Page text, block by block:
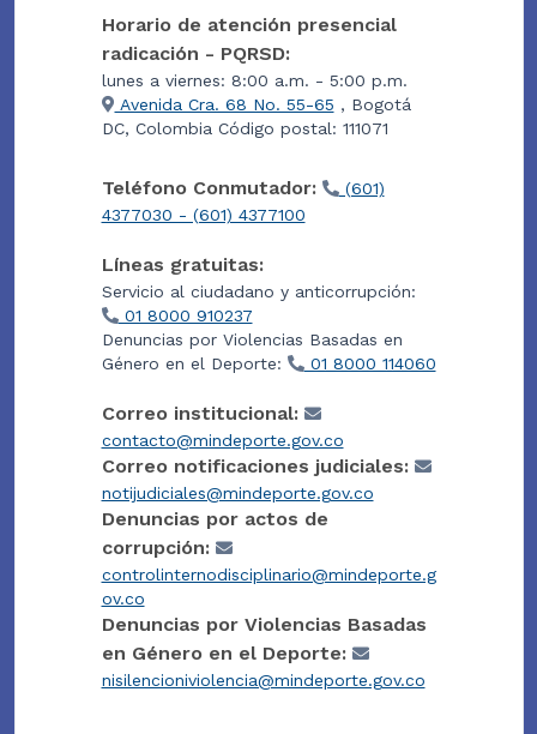
Horario de atención presencial
radicación - PQRSD:
lunes a viernes: 8:00 a.m. - 5:00 p.m.
Avenida Cra. 68 No. 55-65 , Bogotá
DC, Colombia Código postal: 111071
Teléfono Conmutador:
(601)
4377030 - (601) 4377100
Líneas gratuitas:
Servicio al ciudadano y anticorrupción:
01 8000 910237
Denuncias por Violencias Basadas en
Género en el Deporte:
01 8000 114060
Correo institucional:
contacto@mindeporte.gov.co
Correo notificaciones judiciales:
notijudiciales@mindeporte.gov.co
Denuncias por actos de
corrupción:
controlinternodisciplinario@mindeporte.g
ov.co
Denuncias por Violencias Basadas
en Género en el Deporte:
nisilencioniviolencia@mindeporte.gov.co